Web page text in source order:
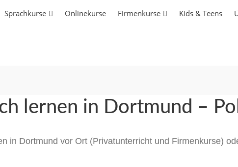
Sprachkurse Onlinekurse Firmenkurse Kids & Teens
lernen in Dortmund –
in Dortmund vor Ort (Privatunterricht und Firmenkurse)